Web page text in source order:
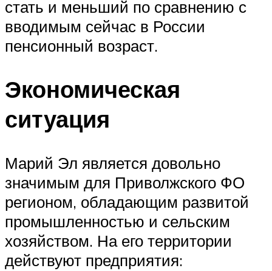
стать и меньший по сравнению с
вводимым сейчас в России
пенсионный возраст.
Экономическая
ситуация
Марий Эл является довольно
значимым для Приволжского ФО
регионом, обладающим развитой
промышленностью и сельским
хозяйством. На его территории
действуют предприятия: